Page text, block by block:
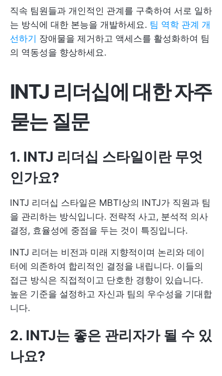
직속 팀원들과 개인적인 관계를 구축하여 서로 일하
는 방식에 대한 본능을 개발하세요. 팀 역학 관계 개
선하기 장애물을 제거하고 액세스를 활성화하여 팀
의 역동성을 향상하세요.
INTJ 리더십에 대한자주
묻는 질문
1. INTJ 리더십 스타일이란 무엇
인가요?
INTJ 리더십 스타일은 MBTI상의 INTJ가 직원과 팀
을 관리하는 방식입니다. 전략적 사고, 분석적 의사
결정, 효율성에 중점을 두는 것이 특징입니다.
INTJ 리더는 비전과 미래 지향적이며 논리와 데이
터에 의존하여 합리적인 결정을 내립니다. 이들의
접근 방식은 직접적이고 단호한 경향이 있습니다.
높은 기준을 설정하고 자신과 팀의 우수성을 기대합
니다.
2. INTJ는 좋은 관리자가 될 수 있
나요?